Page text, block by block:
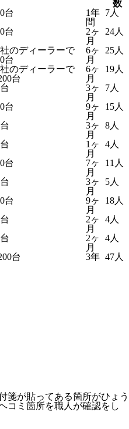
数
台
1年
間
7人
台
2ヶ
月
24人
のディーラーで
台
6ヶ
月
25人
のディーラーで
台
6ヶ
月
19人
3ヶ
月
7人
台
9ヶ
月
15人
3ヶ
月
8人
1ヶ
月
4人
台
7ヶ
月
11人
3ヶ
月
5人
台
9ヶ
月
18人
2ヶ
月
4人
2ヶ
月
4人
台 3年 47人
箋が貼ってある箇所がひょう
コミ箇所を職人が確認をし